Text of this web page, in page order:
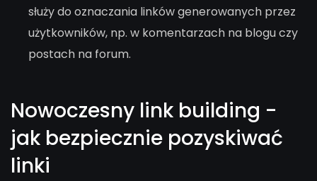
służy do oznaczania linków generowanych przez
użytkowników, np. w komentarzach na blogu czy
postach na forum.
Nowoczesny link building -
jak bezpiecznie pozyskiwać
linki